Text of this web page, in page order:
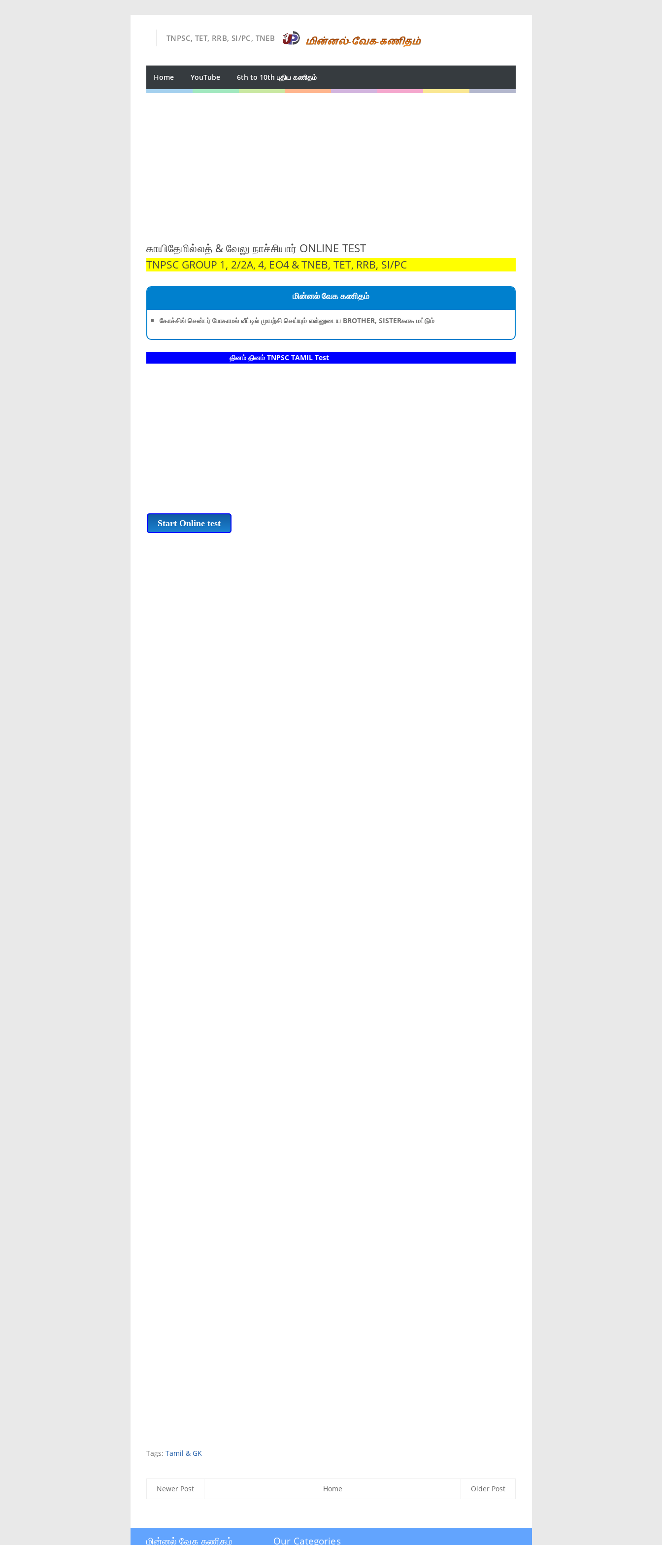
TNPSC, TET, RRB, SI/PC, TNEB
Home YouTube 6th to 10th புதிய கணிதம்
காயிதேமில்லத் & வேலு நாச்சியார் ONLINE TEST
TNPSC GROUP 1, 2/2A, 4, EO4 & TNEB, TET, RRB, SI/PC
மின்னல் வேக கணிதம்
கோச்சிங் சென்டர் போகாமல் வீட்டில் முயற்சி செய்யும் என்னுடைய BROTHER, SISTERகாக மட்டும்
தினம் தினம் TNPSC TAMIL Test
Start Online test
Tags: Tamil & GK
Newer Post Older Post
Home
மின்னல் வேக கணிதம் Our Categories